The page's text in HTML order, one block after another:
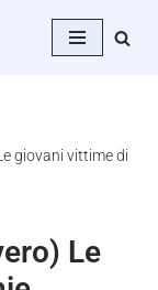
giovani vittime di
Le